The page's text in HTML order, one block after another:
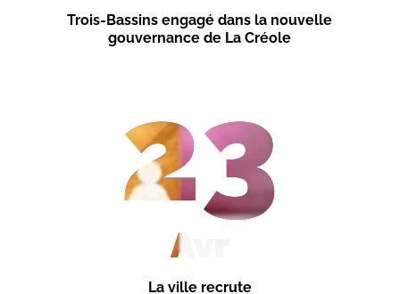
Trois-Bassins engagé dans la nouvelle
gouvernance de La Créole
La ville recrute
23
Avr